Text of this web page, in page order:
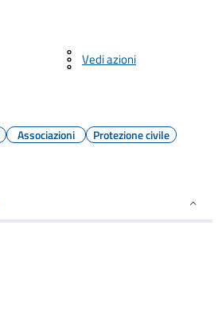
Vedi azioni
Associazioni Protezione civile